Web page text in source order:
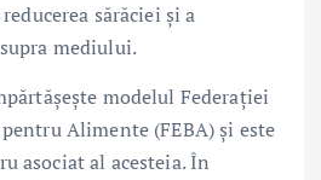
sărăciei și a
mediului.
modelul Federației
Alimente (FEBA) și este
asociat al acesteia. În